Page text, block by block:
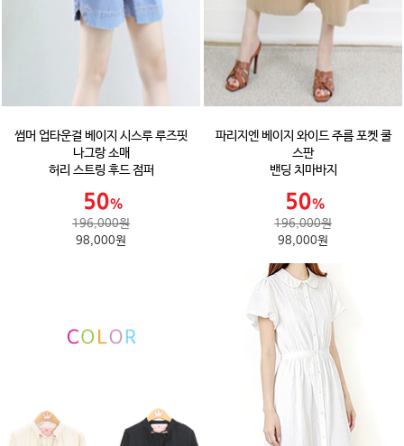
썸머 업타운걸 베이지 시스루 루즈핏
나그랑 소매
허리 스트링 후드 점퍼
196,000원
98,000원
파리지엔 베이지 와이드 주름 포켓 쿨
스판
밴딩 치마바지
196,000원
98,000원